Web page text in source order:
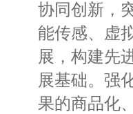
协同创新，
能传感、虚
展，构建先
展基础。强
果的商品化